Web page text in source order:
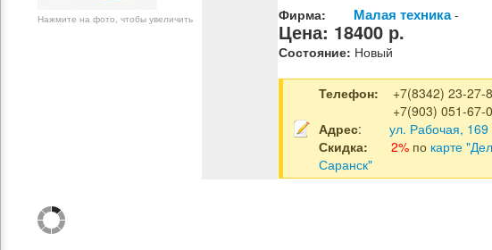
Нажмите на фото, чтобы увеличить
Фирма:
Малая техника-
Цена: 18400 р.
Состояние: Новый
Телефон:
+7(8342) 23-27-
+7(903) 051-67-
Адрес:
ул. Рабочая, 169
Скидка:
2% по карте
Саранск"